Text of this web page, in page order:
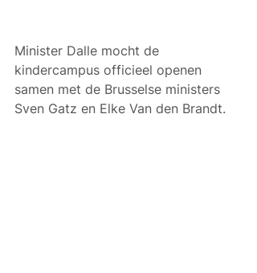
Minister Dalle mocht de
kindercampus officieel openen
samen met de Brusselse ministers
Sven Gatz en Elke Van den Brandt.